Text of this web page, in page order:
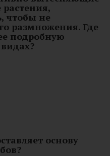
чтобы не
размножения. Где
подробную
основу